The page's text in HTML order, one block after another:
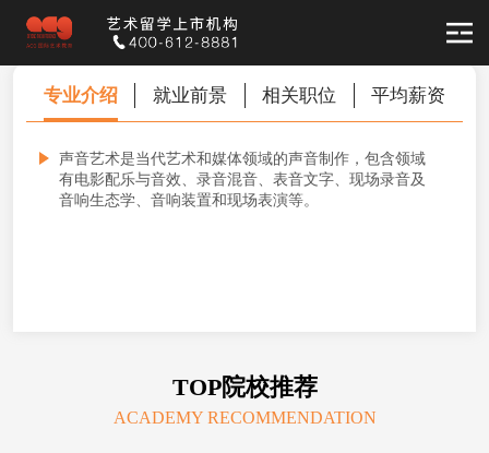
声音艺术
SOUND ART
专业介绍 就业前景 相关职位 平均薪资
声音艺术是当代艺术和媒体领域的声音制作，包含领域
有电影配乐与音效、录音混音、表音文字、现场录音及
音响生态学、音响装置和现场表演等。
TOP院校推荐
ACADEMY RECOMMENDATION